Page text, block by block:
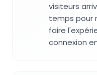
visiteurs
temps pour
faire
connexion